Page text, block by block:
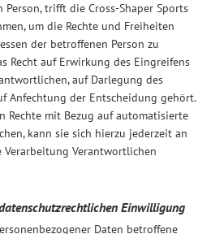
trifft die Cross-Shaper Sports
um die Rechte und Freiheiten
der betroffenen Person zu
Recht auf Erwirkung des Eingreifens
auf Darlegung des
Anfechtung der Entscheidung gehört.
Rechte mit Bezug auf automatisierte
kann sie sich hierzu jederzeit an
Verantwortlichen
Einwilligung
Daten betroffene